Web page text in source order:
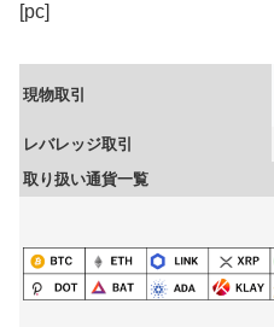
[pc]
現物取引
レバレッジ取引
取り扱い通貨一覧